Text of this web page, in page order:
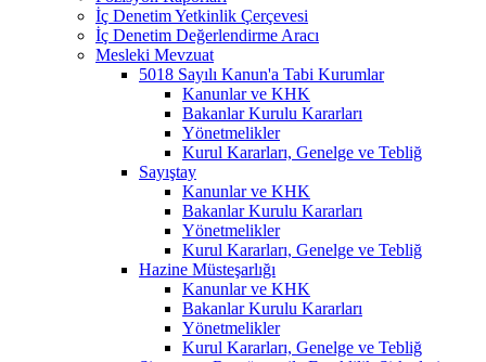
İç Denetim Yetkinlik Çerçevesi
İç Denetim Değerlendirme Aracı
Mesleki Mevzuat
5018 Sayılı Kanun'a Tabi Kurumlar
Kanunlar ve KHK
Bakanlar Kurulu Kararları
Yönetmelikler
Kurul Kararları, Genelge ve Tebliğ
Sayıştay
Kanunlar ve KHK
Bakanlar Kurulu Kararları
Yönetmelikler
Kurul Kararları, Genelge ve Tebliğ
Hazine Müsteşarlığı
Kanunlar ve KHK
Bakanlar Kurulu Kararları
Yönetmelikler
Kurul Kararları, Genelge ve Tebliğ